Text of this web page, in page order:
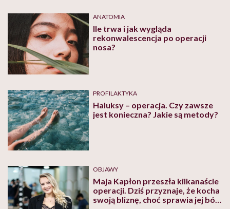
ANATOMIA
Ile trwa i jak wygląda
rekonwalescencja po operacji
nosa?
PROFILAKTYKA
Haluksy – operacja. Czy zawsze
jest konieczna? Jakie są metody?
OBJAWY
Maja Kapłon przeszła kilkanaście
operacji. Dziś przyznaje, że kocha
swoją bliznę, choć sprawia jej ból.